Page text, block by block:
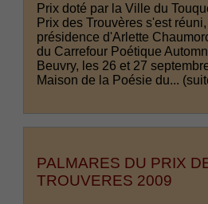
Prix doté par la Ville du
Prix des Trouvères s'est
présidence d'Arlette
du Carrefour Poétique
Beuvry, les 26 et 27
Maison de la Poésie du...
PALMARES DU PRIX
TROUVERES 2009